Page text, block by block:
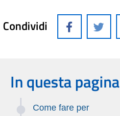
Condividi
In questa pagina
Come fare per